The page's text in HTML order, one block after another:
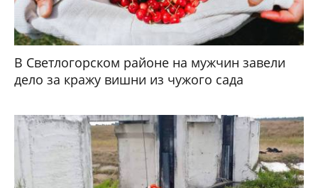
В Светлогорском районе на мужчин завели
дело за кражу вишни из чужого сада